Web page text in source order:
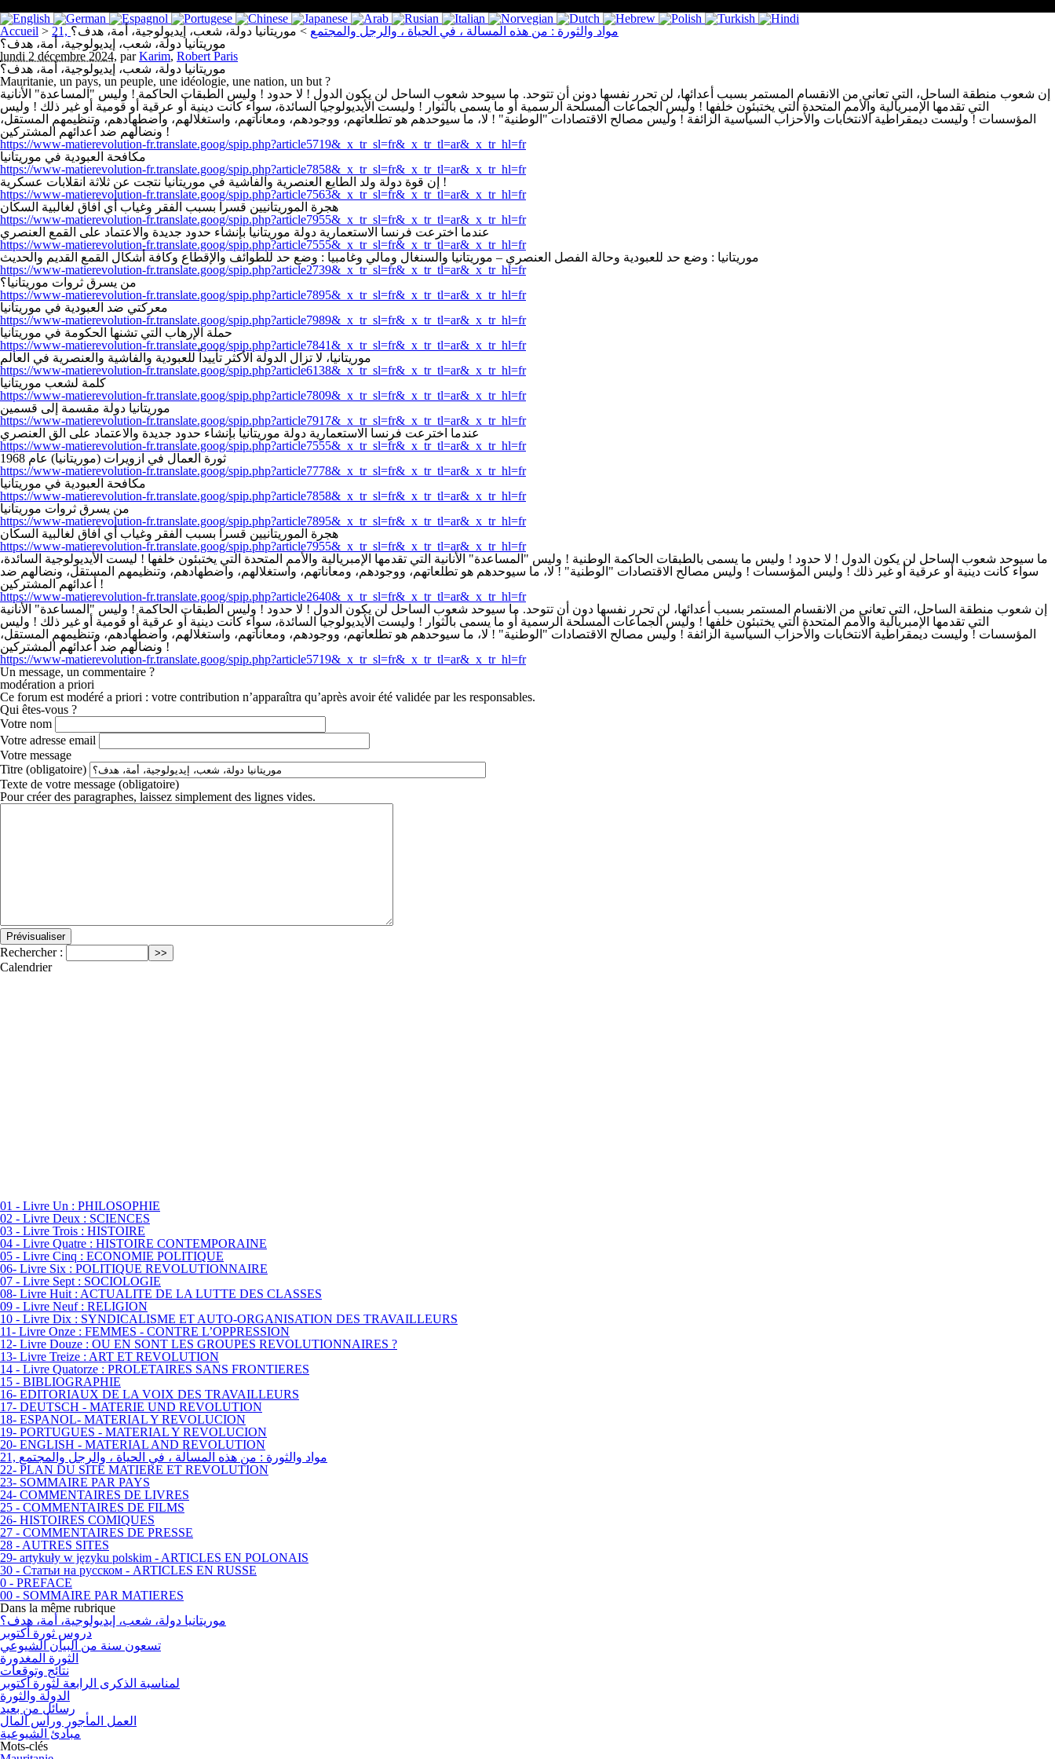
Accueil > 21, مواد والثورة : من هذه المسألة ، في الحياة ، والرجل والمجتمع > موريتانيا دولة، شعب، إيديولوجية، أمة، هدف؟
موريتانيا دولة، شعب، إيديولوجية، أمة، هدف؟
lundi 2 décembre 2024, parKarim, Robert Paris
موريتانيا دولة، شعب، إيديولوجية، أمة، هدف؟
Mauritanie, un pays, un peuple, une idéologie, une nation, un but ?
إن شعوب منطقة الساحل، التي تعاني من الانقسام المستمر بسبب أعدائها، لن تحرر نفسها دونن أن تتوحد. ما سيوحد شعوب الساحل لن يكون الدول ! لا حدود ! وليس الطبقات الحاكمة ! وليس "المساعدة" الأنانية
التي تقدمها الإمبريالية والأمم المتحدة التي يختبئون خلفها ! وليس الجماعات المسلحة الرسمية أو ما يسمى بالثوار ! وليست الأيديولوجيا السائدة، سواء كانت دينية أو عرقية أو قومية أو غير ذلك ! وليس
المؤسسات ! وليست ديمقراطية الانتخابات والأحزاب السياسية الزائفة ! وليس مصالح الاقتصادات "الوطنية" ! لا، ما سيوحدهم هو تطلعاتهم، ووجودهم، ومعاناتهم، واستغلالهم، واضطهادهم، وتنظيمهم المستقل،
ونضالهم ضد أعدائهم المشتركين !
https://www-matierevolution-fr.translate.goog/spip.php?article5719&_x_tr_sl=fr&_x_tr_tl=ar&_x_tr_hl=fr
مكافحة العبودية في موريتانيا
https://www-matierevolution-fr.translate.goog/spip.php?article7858&_x_tr_sl=fr&_x_tr_tl=ar&_x_tr_hl=fr
إن قوة دولة ولد الطايع العنصرية والفاشية في موريتانيا نتجت عن ثلاثة انقلابات عسكرية !
https://www-matierevolution-fr.translate.goog/spip.php?article7563&_x_tr_sl=fr&_x_tr_tl=ar&_x_tr_hl=fr
هجرة الموريتانيين قسرا بسبب الفقر وغياب أي آفاق لغالبية السكان
https://www-matierevolution-fr.translate.goog/spip.php?article7955&_x_tr_sl=fr&_x_tr_tl=ar&_x_tr_hl=fr
عندما اخترعت فرنسا الاستعمارية دولة موريتانيا بإنشاء حدود جديدة والاعتماد على القمع العنصري
https://www-matierevolution-fr.translate.goog/spip.php?article7555&_x_tr_sl=fr&_x_tr_tl=ar&_x_tr_hl=fr
موريتانيا : وضع حد للعبودية وحالة الفصل العنصري – موريتانيا والسنغال ومالي وغامبيا : وضع حد للطوائف والإقطاع وكافة أشكال القمع القديم والحديث
https://www-matierevolution-fr.translate.goog/spip.php?article2739&_x_tr_sl=fr&_x_tr_tl=ar&_x_tr_hl=fr
من يسرق ثروات موريتانيا؟
https://www-matierevolution-fr.translate.goog/spip.php?article7895&_x_tr_sl=fr&_x_tr_tl=ar&_x_tr_hl=fr
معركتي ضد العبودية في موريتانيا
https://www-matierevolution-fr.translate.goog/spip.php?article7989&_x_tr_sl=fr&_x_tr_tl=ar&_x_tr_hl=fr
حملة الإرهاب التي تشنها الحكومة في موريتانيا
https://www-matierevolution-fr.translate.goog/spip.php?article7841&_x_tr_sl=fr&_x_tr_tl=ar&_x_tr_hl=fr
موريتانيا، لا تزال الدولة الأكثر تأييداً للعبودية والفاشية والعنصرية في العالم
https://www-matierevolution-fr.translate.goog/spip.php?article6138&_x_tr_sl=fr&_x_tr_tl=ar&_x_tr_hl=fr
كلمة لشعب موريتانيا
https://www-matierevolution-fr.translate.goog/spip.php?article7809&_x_tr_sl=fr&_x_tr_tl=ar&_x_tr_hl=fr
موريتانيا دولة مقسمة إلى قسمين
https://www-matierevolution-fr.translate.goog/spip.php?article7917&_x_tr_sl=fr&_x_tr_tl=ar&_x_tr_hl=fr
عندما اخترعت فرنسا الاستعمارية دولة موريتانيا بإنشاء حدود جديدة والاعتماد على الق العنصري
https://www-matierevolution-fr.translate.goog/spip.php?article7555&_x_tr_sl=fr&_x_tr_tl=ar&_x_tr_hl=fr
ثورة العمال في ازويرات (موريتانيا) عام 1968
https://www-matierevolution-fr.translate.goog/spip.php?article7778&_x_tr_sl=fr&_x_tr_tl=ar&_x_tr_hl=fr
مكافحة العبودية في موريتانيا
https://www-matierevolution-fr.translate.goog/spip.php?article7858&_x_tr_sl=fr&_x_tr_tl=ar&_x_tr_hl=fr
من يسرق ثروات موريتانيا
https://www-matierevolution-fr.translate.goog/spip.php?article7895&_x_tr_sl=fr&_x_tr_tl=ar&_x_tr_hl=fr
هجرة الموريتانيين قسرا بسبب الفقر وغياب أي آفاق لغالبية السكان
https://www-matierevolution-fr.translate.goog/spip.php?article7955&_x_tr_sl=fr&_x_tr_tl=ar&_x_tr_hl=fr
ما سيوحد شعوب الساحل لن يكون الدول ! لا حدود ! وليس ما يسمى بالطبقات الحاكمة الوطنية ! وليس "المساعدة" الأنانية التي تقدمها الإمبريالية والأمم المتحدة التي يختبئون خلفها ! ليست الأيديولوجية السائدة،
سواء كانت دينية أو عرقية أو غير ذلك ! وليس المؤسسات ! وليس مصالح الاقتصادات "الوطنية" ! لا، ما سيوحدهم هو تطلعاتهم، ووجودهم، ومعاناتهم، واستغلالهم، واضطهادهم، وتنظيمهم المستقل، ونضالهم ضد
أعدائهم المشتركين !
https://www-matierevolution-fr.translate.goog/spip.php?article2640&_x_tr_sl=fr&_x_tr_tl=ar&_x_tr_hl=fr
إن شعوب منطقة الساحل، التي تعاني من الانقسام المستمر بسبب أعدائها، لن تحرر نفسها دون أن تتوحد. ما سيوحد شعوب الساحل لن يكون الدول ! لا حدود ! وليس الطبقات الحاكمة ! وليس "المساعدة" الأنانية
التي تقدمها الإمبريالية والأمم المتحدة التي يختبئون خلفها ! وليس الجماعات المسلحة الرسمية أو ما يسمى بالثوار ! وليست الأيديولوجيا السائدة، سواء كانت دينية أو عرقية أو قومية أو غير ذلك ! وليس
المؤسسات ! وليست ديمقراطية الانتخابات والأحزاب السياسية الزائفة ! وليس مصالح الاقتصادات "الوطنية" ! لا، ما سيوحدهم هو تطلعاتهم، ووجودهم، ومعاناتهم، واستغلالهم، واضطهادهم، وتنظيمهم المستقل،
ونضالهم ضد أعدائهم المشتركين !
https://www-matierevolution-fr.translate.goog/spip.php?article5719&_x_tr_sl=fr&_x_tr_tl=ar&_x_tr_hl=fr
Un message, un commentaire ?
modération a priori
Ce forum est modéré a priori : votre contribution n’apparaîtra qu’après avoir été validée par les responsables.
Qui êtes-vous ?
Votre nom
Votre adresse email
Votre message
Titre (obligatoire)
Texte de votre message (obligatoire)
Pour créer des paragraphes, laissez simplement des lignes vides.
Rechercher :
Calendrier
01 - Livre Un : PHILOSOPHIE
02 - Livre Deux : SCIENCES
03 - Livre Trois : HISTOIRE
04 - Livre Quatre : HISTOIRE CONTEMPORAINE
05 - Livre Cinq : ECONOMIE POLITIQUE
06- Livre Six : POLITIQUE REVOLUTIONNAIRE
07 - Livre Sept : SOCIOLOGIE
08- Livre Huit : ACTUALITE DE LA LUTTE DES CLASSES
09 - Livre Neuf : RELIGION
10 - Livre Dix : SYNDICALISME ET AUTO-ORGANISATION DES TRAVAILLEURS
11- Livre Onze : FEMMES - CONTRE L’OPPRESSION
12- Livre Douze : OU EN SONT LES GROUPES REVOLUTIONNAIRES ?
13- Livre Treize : ART ET REVOLUTION
14 - Livre Quatorze : PROLETAIRES SANS FRONTIERES
15 - BIBLIOGRAPHIE
16- EDITORIAUX DE LA VOIX DES TRAVAILLEURS
17- DEUTSCH - MATERIE UND REVOLUTION
18- ESPANOL- MATERIAL Y REVOLUCION
19- PORTUGUES - MATERIAL Y REVOLUCION
20- ENGLISH - MATERIAL AND REVOLUTION
21, مواد والثورة : من هذه المسألة ، في الحياة ، والرجل والمجتمع
22- PLAN DU SITE MATIERE ET REVOLUTION
23- SOMMAIRE PAR PAYS
24- COMMENTAIRES DE LIVRES
25 - COMMENTAIRES DE FILMS
26- HISTOIRES COMIQUES
27 - COMMENTAIRES DE PRESSE
28 - AUTRES SITES
29- artykuły w języku polskim - ARTICLES EN POLONAIS
30 - Статьи на русском - ARTICLES EN RUSSE
0 - PREFACE
00 - SOMMAIRE PAR MATIERES
Dans la même rubrique
موريتانيا دولة، شعب، إيديولوجية، أمة، هدف؟
دروس ثورة أكتوبر
تسعون سنة من البيان الشيوعي
الثورة المغدورة
نتائج وتوقعات
لمناسبة الذكرى الرابعة لثورة أكتوبر
الدولة والثورة
رسائل من بعيد
العمل المأجور ورأس المال
مبادئ الشيوعية
Mots-clés